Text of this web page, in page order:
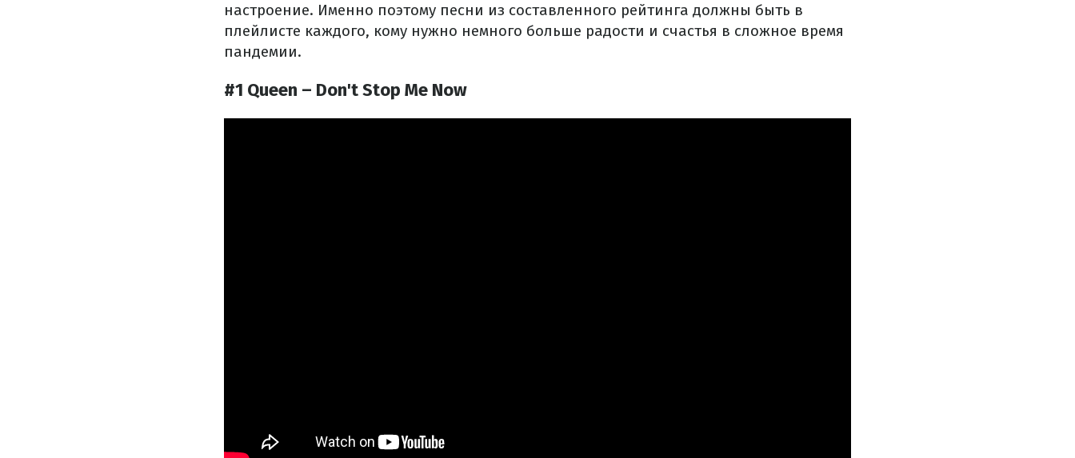
настроение. Именно поэтому песни из составленного рейтинга должны быть в
плейлисте каждого, кому нужно немного больше радости и счастья в сложное время
пандемии.
#1 Queen – Don't Stop Me Now